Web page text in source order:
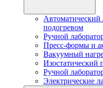
Автоматический
подогревом
Ручной
Пресс-формы и
Вакуумный
Изостатический
Ручной
Электрические